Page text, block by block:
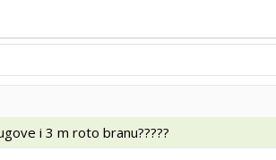
i 3 m roto branu?????